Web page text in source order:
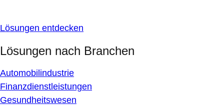
Lösungen entdecken
Lösungen nach Branchen
Automobilindustrie
Finanzdienstleistungen
Gesundheitswesen